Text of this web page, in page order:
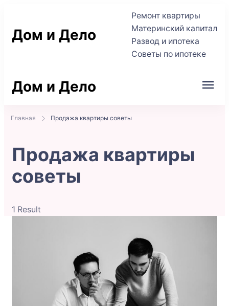
Дом и Дело
Практичные советы по жилью и сделкам
Ремонт квартиры
Материнский капитал
Развод и ипотека
Советы по ипотеке
Дом и Дело
Главная Продажа квартиры советы
Продажа квартиры
советы
1 Result